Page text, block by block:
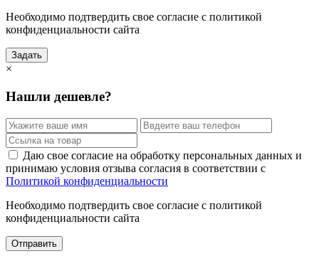
Необходимо подтвердить свое согласие с политикой
конфиденциальности сайта
Задать
×
Нашли дешевле?
Даю свое согласие на обработку персональных данных и
принимаю условия отзыва согласия в соответствии с
Политикой конфиденциальности
Необходимо подтвердить свое согласие с политикой
конфиденциальности сайта
Отправить